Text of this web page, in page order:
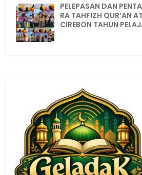
PELEPASAN DAN
RA TAHFIZH QUR’AN
CIREBON TAHUN